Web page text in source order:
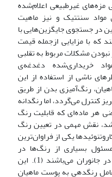
مزه‌های غیرطبیعی اعلام‌شده
مواد سنتتیک و نیز ماهیت
در جستجوی جایگزین‌هایی‌ با
که با مزایایی ازجمله قیمت
مشکلات مربوط به تقلبی
خریداری‌شده دغدغه‌ی
ناشی از استفاده از این
رنگ‌آمیزی بدن از طریق
می‌گردد، اما رنگدانه
هر ماده‌ای که قابلیت رنگ
نقش مهمی در تعیین رنگ
به عهده دارد (8، 12). کاروتنوئیدها یکی از فراوان‌ترین
بسیاری از رنگ‌ها در
طبیعت با عملکردهای مختلف در جانوران می‌باشند (1). این
رنگدهی به پوست ماهیان